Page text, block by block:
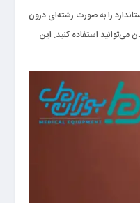
را به صورت رشته‌ا‌ی درون
بدن می‌توانید استفاده کنید. این